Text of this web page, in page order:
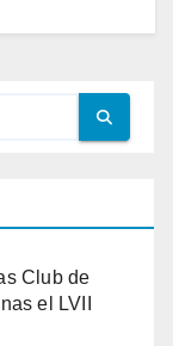
Club de
el LVII